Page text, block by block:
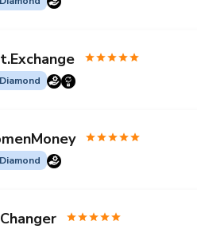
Diamond
Diamond